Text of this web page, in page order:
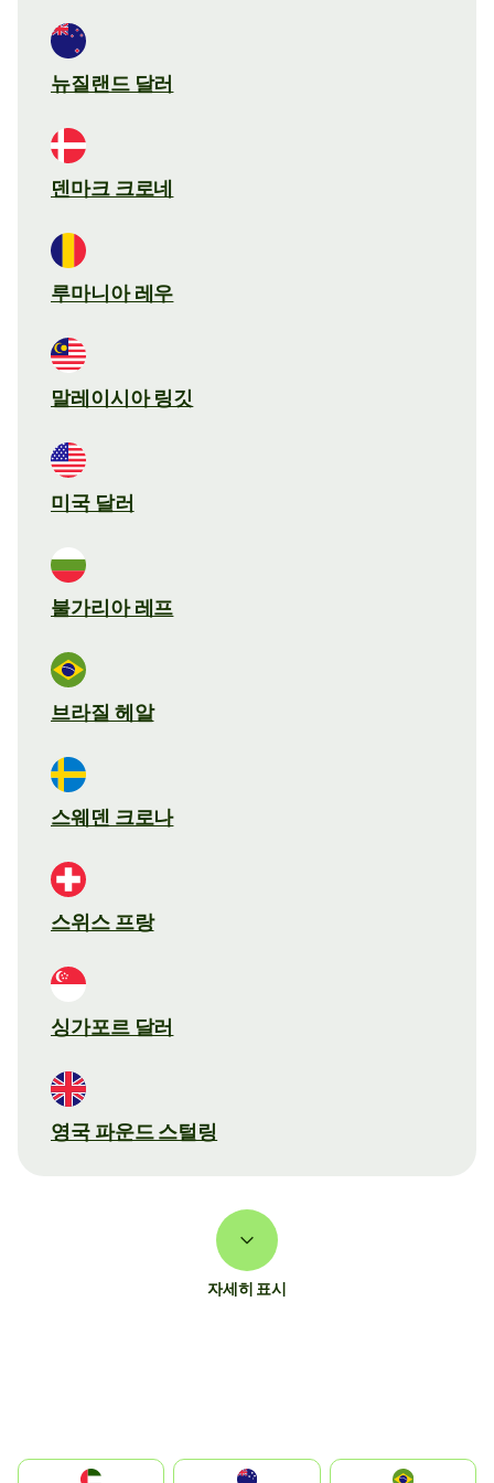
뉴질랜드 달러
덴마크 크로네
루마니아 레우
말레이시아 링깃
미국 달러
불가리아 레프
브라질 헤알
스웨덴 크로나
스위스 프랑
싱가포르 달러
영국 파운드 스털링
자세히 표시